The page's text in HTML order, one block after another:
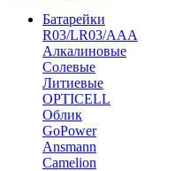
Батарейки
R03/LR03/AAA
Алкалиновые
Солевые
Литиевые
OPTICELL
Облик
GoPower
Ansmann
Camelion